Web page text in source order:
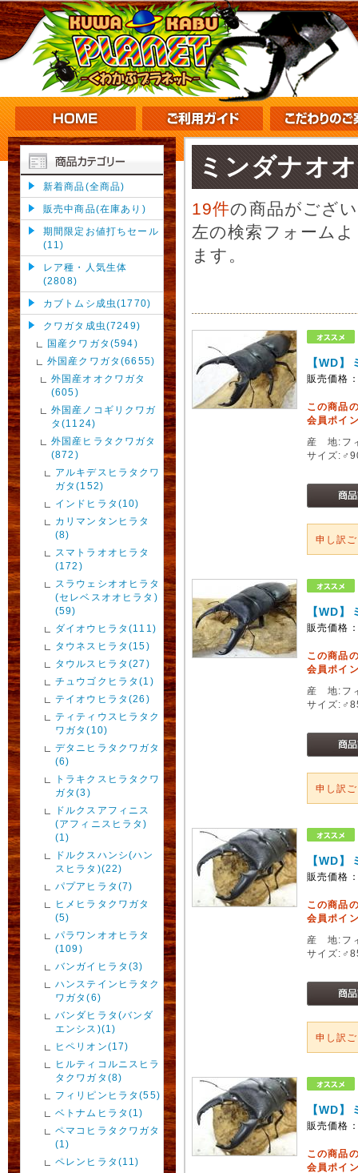
新着商品(全商品)
販売中商品(在庫あり)
期間限定お値打ちセール
(11)
レア種・人気生体
(2808)
カブトムシ成虫(1770)
クワガタ成虫(7249)
国産クワガタ(594)
外国産クワガタ(6655)
外国産オオクワガタ
(605)
外国産ノコギリクワガ
タ(1124)
外国産ヒラタクワガタ
(872)
アルキデスヒラタクワ
ガタ(152)
インドヒラタ(10)
カリマンタンヒラタ
(8)
スマトラオオヒラタ
(172)
スラウェシオオヒラタ
(セレベスオオヒラタ)
(59)
ダイオウヒラタ(111)
タウネスヒラタ(15)
タウルスヒラタ(27)
チュウゴクヒラタ(1)
テイオウヒラタ(26)
ティティウスヒラタク
ワガタ(10)
デタニヒラタクワガタ
(6)
トラキクスヒラタクワ
ガタ(3)
ドルクスアフィニス
(アフィニスヒラタ)
(1)
ドルクスハンシ(ハン
スヒラタ)(22)
パプアヒラタ(7)
ヒメヒラタクワガタ
(5)
パラワンオオヒラタ
(109)
バンガイヒラタ(3)
ハンステインヒラタク
ワガタ(6)
バンダヒラタ(バンダ
エンシス)(1)
ヒペリオン(17)
ヒルティコルニスヒラ
タクワガタ(8)
フィリピンヒラタ(55)
ベトナムヒラタ(1)
ペマコヒラタクワガタ
(1)
ペレンヒラタ(11)
ミンダナオ
19件の商品がござ
左の検索フォーム
ます。
【WD
販売価格
この商品
会員ポイ
産 地:フ
サイズ
申し訳
【WD
販売価格
この商品
会員ポイ
産 地:フ
サイズ
申し訳
【WD
販売価格
この商品
会員ポイ
産 地:フ
サイズ
申し訳
【WD
販売価格
この商品
会員ポイ